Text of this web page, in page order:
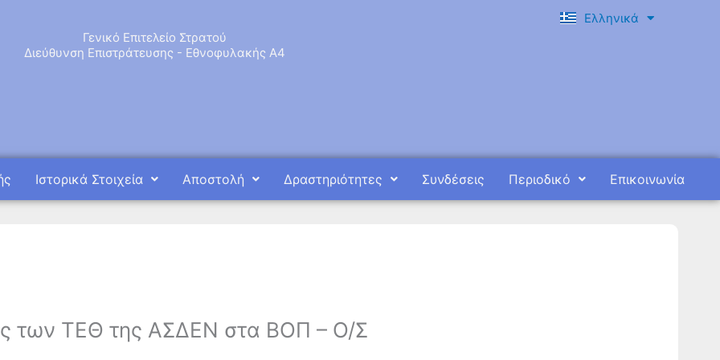
Γενικό Επιτελείο Στρατού
Διεύθυνση Επιστράτευσης - Εθνοφυλακής Α4
Ελληνικά
English
Ιστορικά Στοιχεία Αποστολή Δραστηριότητες Συνδέσεις Περιοδικό Επικοινωνία
των ΤΕΘ της ΑΣΔΕΝ στα ΒΟΠ – Ο/Σ